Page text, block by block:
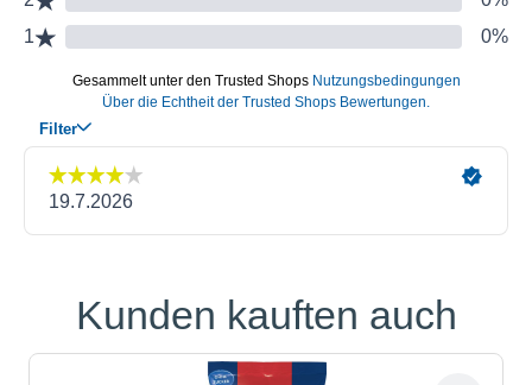
Produktgalerie überspringen
Kunden kauften auch